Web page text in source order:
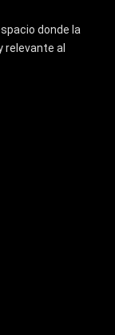
donde la
relevante al